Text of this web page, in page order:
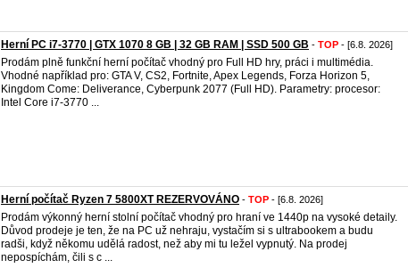
Herní PC i7-3770 | GTX 1070 8 GB | 32 GB RAM | SSD 500 GB - TOP - [6.8. 2026]
Prodám plně funkční herní počítač vhodný pro Full HD hry, práci i multimédia.
Vhodné například pro: GTA V, CS2, Fortnite, Apex Legends, Forza Horizon 5,
Kingdom Come: Deliverance, Cyberpunk 2077 (Full HD). Parametry: procesor:
Intel Core i7-3770 ...
Herní počítač Ryzen 7 5800XT REZERVOVÁNO - TOP - [6.8. 2026]
Prodám výkonný herní stolní počítač vhodný pro hraní ve 1440p na vysoké detaily.
Důvod prodeje je ten, že na PC už nehraju, vystačím si s ultrabookem a budu
radši, když někomu udělá radost, než aby mi tu ležel vypnutý. Na prodej
nepospíchám, čili s c ...